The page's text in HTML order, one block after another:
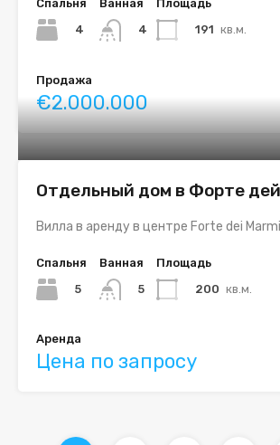
Спальня
4
Ванная
4
Площадь
191 кв.м.
Продажа
€2.000.000
Отдельный дом в Форте
Вилла в аренду в центре Forte dei
Спальня
5
Ванная
5
Площадь
200 кв.м.
Аренда
Цена по запросу